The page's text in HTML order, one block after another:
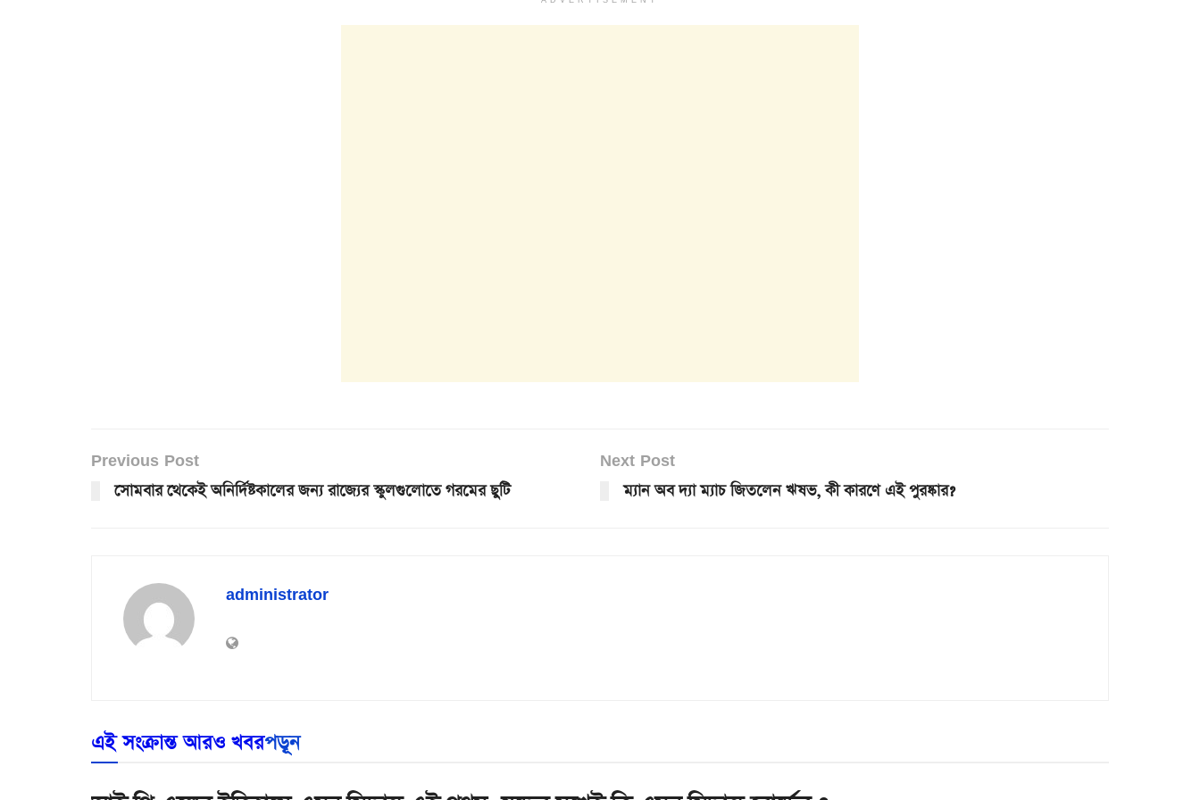
Previous Post
সোমবার থেকেই অনির্দিষ্টকালের জন্য রাজ্যের স্কুলগুলোতে গরমের ছুটি
Next Post
ম্যান অব দ্যা ম্যাচ জিতলেন ঋষভ, কী কারণে এই পুরষ্কার?
administrator
এই সংক্রান্ত আরও খবরপড়ূন